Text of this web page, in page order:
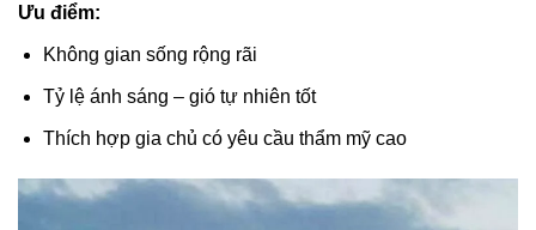
Ưu điểm:
Không gian sống rộng rãi
Tỷ lệ ánh sáng – gió tự nhiên tốt
Thích hợp gia chủ có yêu cầu thẩm mỹ cao